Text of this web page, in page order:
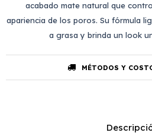
acabado mate natural que
apariencia de los poros. Su fórmula
a grasa y brinda un look
MÉTODOS Y